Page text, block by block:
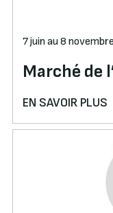
7 juin au 8
Marché de
EN SAVOIR PLUS